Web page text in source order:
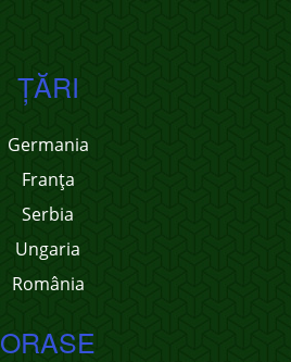
ŢĂRI
Germania
Franţa
Serbia
Ungaria
România
ORASE